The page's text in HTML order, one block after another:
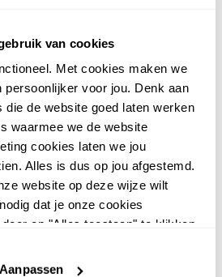
van cookies
Met cookies maken we
persoonlijker voor jou. Denk aan
die de website goed laten werken
waarmee we de website
cookies laten we jou
Alles is dus op jou afgestemd.
website op deze wijze wilt
dat je onze cookies
op "Alles toestaan" te klikken.
Aanpassen